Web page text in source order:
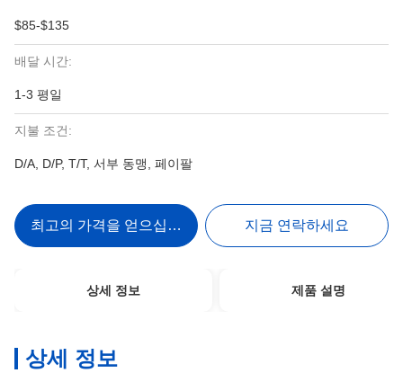
$85-$135
배달 시간:
1-3 평일
지불 조건:
D/A, D/P, T/T, 서부 동맹, 페이팔
최고의 가격을 얻으십시오 지금 연락하세요
상세 정보 제품 설명
상세 정보